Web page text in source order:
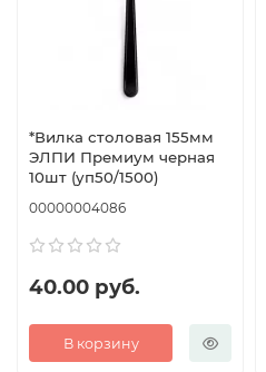
*Вилка столовая 155мм
ЭЛПИ Премиум черная
10шт (уп50/1500)
00000004086
40.00 руб.
В корзину